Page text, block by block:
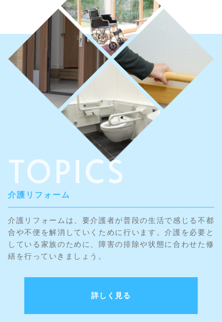
TOPICS
介護リフォーム
介護リフォームは、要介護者が普段の生活で感じる不都
合や不便を解消していくために行います。介護を必要と
している家族のために、障害の排除や状態に合わせた修
繕を行っていきましょう。
詳しく見る